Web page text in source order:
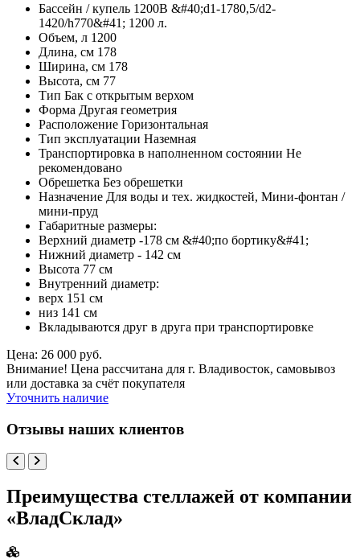
Бассейн / купель 1200В &#40;d1-1780,5/d2-
1420/h770&#41; 1200 л.
Объем, л 1200
Длина, см 178
Ширина, см 178
Высота, см 77
Тип Бак с открытым верхом
Форма Другая геометрия
Расположение Горизонтальная
Тип эксплуатации Наземная
Транспортировка в наполненном состоянии Не
рекомендовано
Обрешетка Без обрешетки
Назначение Для воды и тех. жидкостей, Мини-фонтан /
мини-пруд
Габаритные размеры:
Верхний диаметр -178 см &#40;по бортику&#41;
Нижний диаметр - 142 см
Высота 77 см
Внутренний диаметр:
верх 151 см
низ 141 см
Вкладываются друг в друга при транспортировке
Цена: 26 000 руб.
Внимание! Цена рассчитана для г. Владивосток, самовывоз
или доставка за счёт покупателя
Уточнить наличие
Отзывы наших клиентов
Преимущества стеллажей от компании
«ВладСклад»